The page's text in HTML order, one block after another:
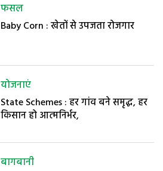
फसल
Baby Corn : खेतों से उपजता रोजगार
योजनाएं
State Schemes : हर गांव बने समृद्ध, हर
किसान हो आत्मनिर्भर,
बागबानी